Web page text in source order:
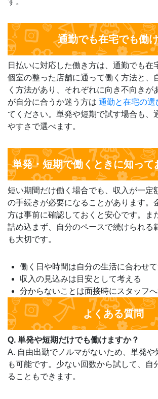
通勤でも在宅でも働
日払いに対応した働き方は、通勤でも在
個室の整った店舗に通って働く方法と、
く方法があり、それぞれに向き不向きが
が自分に合うか迷う方は 通勤と在宅の選
てください。単発や短期で試す場合も、
やすさで選べます。
単発・短期で働くときに知って
短い期間だけ働く場合でも、収入が一定
の手続きが必要になることがあります。
方は事前に確認しておくと安心です。ま
詰め込まず、自分のペースで続けられる
も大切です。
働く日や時間は自分の生活に合わせ
収入の見込みは目安として考える
分からないことは面接時にスタッフ
よくある質問
Q. 単発や短期だけでも働けますか？
A. 自由出勤でノルマがないため、単発や
も可能です。少ない回数から試して、自
ることもできます。